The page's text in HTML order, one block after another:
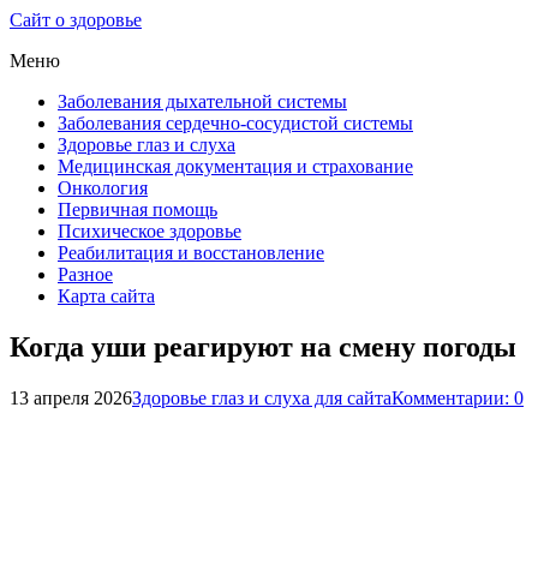
Сайт о здоровье
Меню
Заболевания дыхательной системы
Заболевания сердечно-сосудистой системы
Здоровье глаз и слуха
Медицинская документация и страхование
Онкология
Первичная помощь
Психическое здоровье
Реабилитация и восстановление
Разное
Карта сайта
Когда уши реагируют на смену погоды
13 апреля 2026Здоровье глаз и слуха для сайтаКомментарии: 0